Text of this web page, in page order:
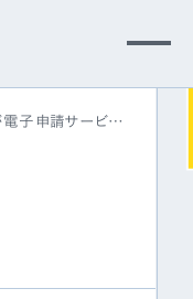
子申請サービス